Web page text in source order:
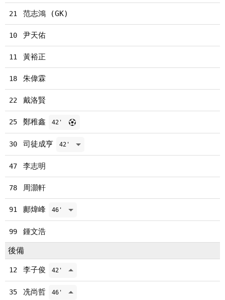
21 范志鴻 (GK)
10 尹天佑
11 黃裕正
18 朱偉霖
22 戴洛賢
25 鄭稚鑫 42'
30 司徒成亨 42'
47 李志明
78 周灝軒
91 鄺煒峰 46'
99 鍾文浩
後備
12 李子俊 42'
35 冼尚哲 46'